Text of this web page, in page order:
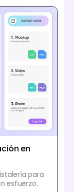
en
para
esfuerzo.